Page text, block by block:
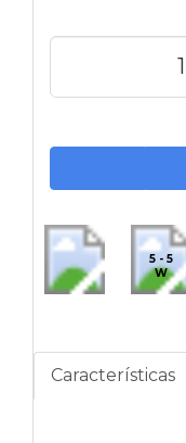
5 - 5
W
Características